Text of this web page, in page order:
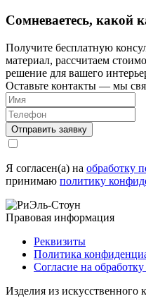
Сомневаетесь, какой
Получите бесплатную
материал, рассчитаем
решение для вашего
Оставьте контакты — мы
Я согласен(а) на обработку
принимаю политику
Правовая информация
Реквизиты
Политика
Согласие на
Изделия из искусственного